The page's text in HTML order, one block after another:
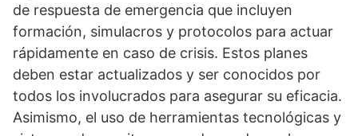
de respuesta de emergencia que incluyen
formación, simulacros y protocolos para actuar
rápidamente en caso de crisis. Estos planes
deben estar actualizados y ser conocidos por
todos los involucrados para asegurar su eficacia.
Asimismo, el uso de herramientas tecnológicas y